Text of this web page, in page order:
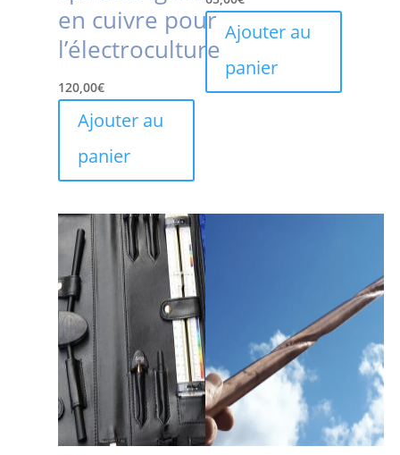
en cuivre pour
l’électroculture
120,00€
Ajouter au
panier
Ajouter au
panier